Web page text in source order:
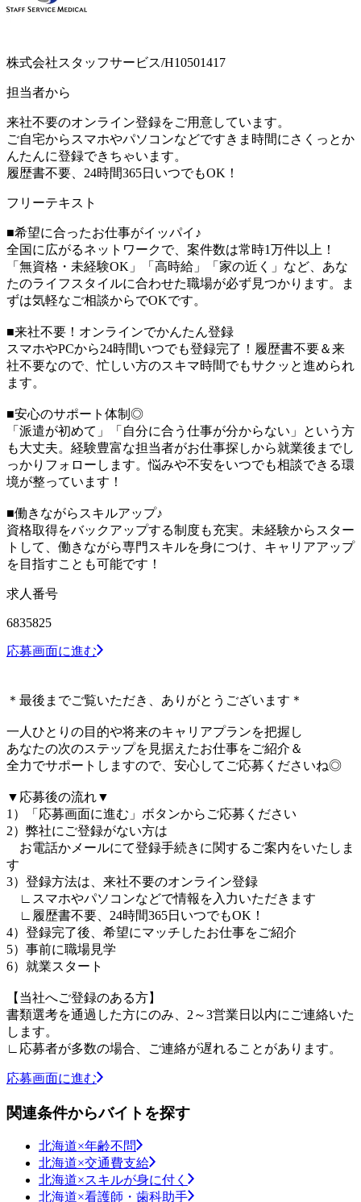
株式会社スタッフサービス/H10501417
担当者から
来社不要のオンライン登録をご用意しています。
ご自宅からスマホやパソコンなどですきま時間にさくっとか
んたんに登録できちゃいます。
履歴書不要、24時間365日いつでもOK！
フリーテキスト
■希望に合ったお仕事がイッパイ♪
全国に広がるネットワークで、案件数は常時1万件以上！
「無資格・未経験OK」「高時給」「家の近く」など、あな
たのライフスタイルに合わせた職場が必ず見つかります。ま
ずは気軽なご相談からでOKです。
■来社不要！オンラインでかんたん登録
スマホやPCから24時間いつでも登録完了！履歴書不要＆来
社不要なので、忙しい方のスキマ時間でもサクッと進められ
ます。
■安心のサポート体制◎
「派遣が初めて」「自分に合う仕事が分からない」という方
も大丈夫。経験豊富な担当者がお仕事探しから就業後までし
っかりフォローします。悩みや不安をいつでも相談できる環
境が整っています！
■働きながらスキルアップ♪
資格取得をバックアップする制度も充実。未経験からスター
トして、働きながら専門スキルを身につけ、キャリアアップ
を目指すことも可能です！
求人番号
6835825
応募画面に進む
＊最後までご覧いただき、ありがとうございます＊
一人ひとりの目的や将来のキャリアプランを把握し
あなたの次のステップを見据えたお仕事をご紹介＆
全力でサポートしますので、安心してご応募くださいね◎
▼応募後の流れ▼
1）「応募画面に進む」ボタンからご応募ください
2）弊社にご登録がない方は
お電話かメールにて登録手続きに関するご案内をいたしま
す
3）登録方法は、来社不要のオンライン登録
∟スマホやパソコンなどで情報を入力いただきます
∟履歴書不要、24時間365日いつでもOK！
4）登録完了後、希望にマッチしたお仕事をご紹介
5）事前に職場見学
6）就業スタート
【当社へご登録のある方】
書類選考を通過した方にのみ、2～3営業日以内にご連絡いた
します。
∟応募者が多数の場合、ご連絡が遅れることがあります。
応募画面に進む
関連条件からバイトを探す
北海道×年齢不問
北海道×交通費支給
北海道×スキルが身に付く
北海道×看護師・歯科助手